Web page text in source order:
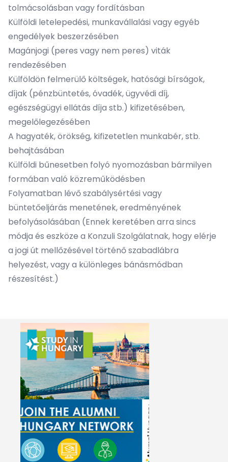
tolmácsolásban vagy fordításban
Külföldi letelepedési, munkavállalási vagy egyéb
engedélyek beszerzésében
Magánjogi (peres vagy nem peres) viták
rendezésében
Külföldön felmerülő költségek, hatósági bírságok,
díjak (pénzbüntetés, óvadék, ügyvédi díj,
egészségügyi ellátás díja stb.) kifizetésében,
megelőlegezésében
A hagyaték, örökség, kifizetetlen munkabér, stb.
behajtásában
Külföldi bűnesetben folyó nyomozásban bármilyen
formában való közreműködésben
Folyamatban lévő szabálysértési vagy
büntetőeljárás menetének, eredményének
befolyásolásában (Ennek keretében arra sincs
módja és eszköze a Konzuli Szolgálatnak, hogy elérje
a jogi út mellőzésével történő szabadlábra
helyezést, vagy a különleges bánásmódban
részesítést.)